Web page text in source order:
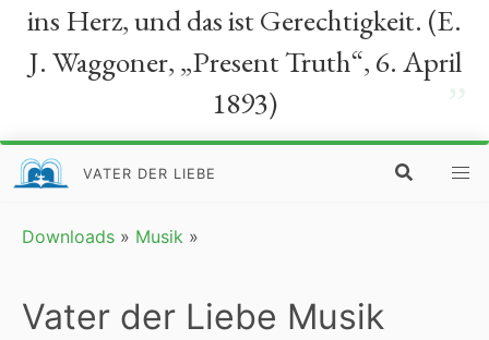
ins Herz, und das ist Gerechtigkeit. (E.
J. Waggoner, „Present Truth“, 6. April
1893)
VATER DER LIEBE
Downloads » Musik »
Vater der Liebe Musik